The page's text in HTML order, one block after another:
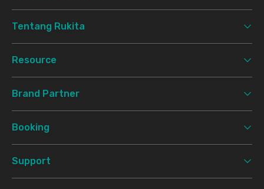
Tentang Rukita
Resource
Brand Partner
Booking
Support